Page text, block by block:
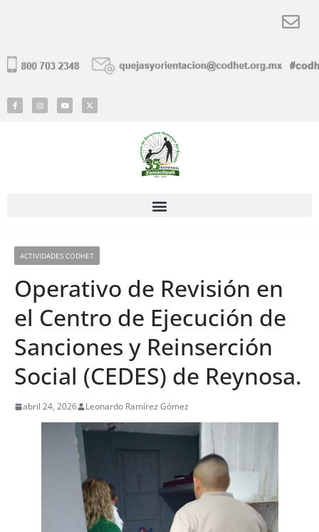
ACTIVIDADES CODHET
Operativo de Revisión en
el Centro de Ejecución de
Sanciones y Reinserción
Social (CEDES) de Reynosa.
abril 24, 2026 Leonardo Ramírez Gómez